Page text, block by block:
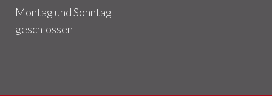
Montag und Sonntag
geschlossen